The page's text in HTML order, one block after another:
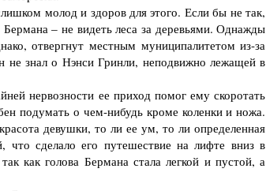
молод и здоров для этого. Если бы не так,
– не видеть леса за деревьями. Однажды
отвергнут местным муниципалитетом из-за
не знал о Нэнси Гринли, неподвижно лежащей в
нервозности ее приход помог ему скоротать
подумать о чем-нибудь кроме коленки и ножа.
девушки, то ли ее ум, то ли определенная
что сделало его путешествие на лифте вниз в
как голова Бермана стала легкой и пустой, а